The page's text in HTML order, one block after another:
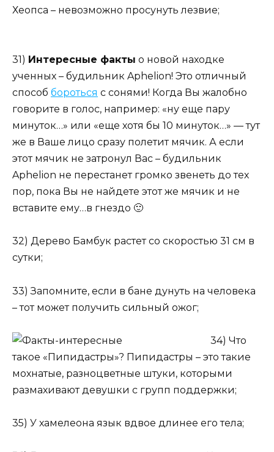
Хеопса – невозможно просунуть лезвие;
31) Интересные факты о новой находке
ученных – будильник Aphelion! Это отличный
способ бороться с сонями! Когда Вы жалобно
говорите в голос, например: «ну еще пару
минуток…» или «еще хотя бы 10 минуток…» — тут
же в Ваше лицо сразу полетит мячик. А если
этот мячик не затронул Вас – будильник
Aphelion не перестанет громко звенеть до тех
пор, пока Вы не найдете этот же мячик и не
вставите ему…в гнездо 🙂
32) Дерево Бамбук растет со скоростью 31 см в
сутки;
33) Запомните, если в бане дунуть на человека
– тот может получить сильный ожог;
34) Что
такое «Пипидастры»? Пипидастры – это такие
мохнатые, разноцветные штуки, которыми
размахивают девушки с групп поддержки;
35) У хамелеона язык вдвое длинее его тела;